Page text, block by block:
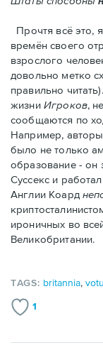
Прочтя всё это,
времён своего
взрослого
довольно метко
правильно
жизни Игроков,
сообщаются по
Например,
было не только
образование - он
Суссекс и
Англии Коард
ироничных во
Великобритании.
TAGS: britannia,
1